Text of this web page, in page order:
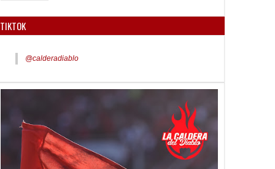
TIKTOK
@calderadiablo